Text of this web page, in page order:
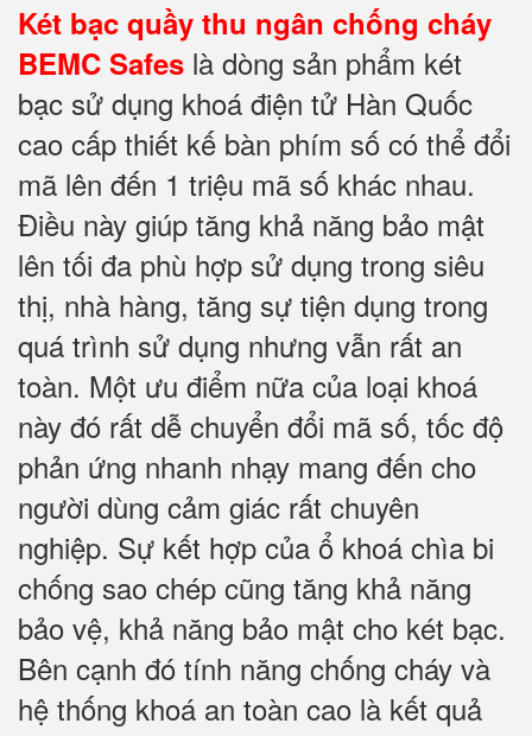
Két bạc quầy thu ngân chống cháy
BEMC Safes là dòng sản phẩm két
bạc sử dụng khoá điện tử Hàn Quốc
cao cấp thiết kế bàn phím số có thể đổi
mã lên đến 1 triệu mã số khác nhau.
Điều này giúp tăng khả năng bảo mật
lên tối đa phù hợp sử dụng trong siêu
thị, nhà hàng, tăng sự tiện dụng trong
quá trình sử dụng nhưng vẫn rất an
toàn. Một ưu điểm nữa của loại khoá
này đó rất dễ chuyển đổi mã số, tốc độ
phản ứng nhanh nhạy mang đến cho
người dùng cảm giác rất chuyên
nghiệp. Sự kết hợp của ổ khoá chìa bi
chống sao chép cũng tăng khả năng
bảo vệ, khả năng bảo mật cho két bạc.
Bên cạnh đó tính năng chống cháy và
hệ thống khoá an toàn cao là kết quả